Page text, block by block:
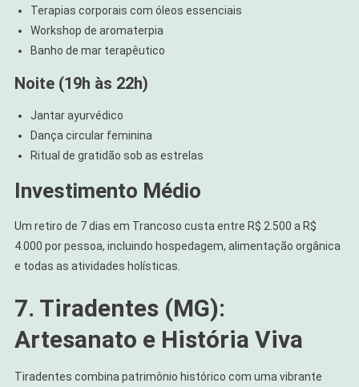
Terapias corporais com óleos essenciais
Workshop de aromaterpia
Banho de mar terapêutico
Noite (19h às 22h)
Jantar ayurvédico
Dança circular feminina
Ritual de gratidão sob as estrelas
Investimento Médio
Um retiro de 7 dias em Trancoso custa entre R$ 2.500 a R$
4.000 por pessoa, incluindo hospedagem, alimentação orgânica
e todas as atividades holísticas.
7. Tiradentes (MG):
Artesanato e História Viva
Tiradentes combina patrimônio histórico com uma vibrante